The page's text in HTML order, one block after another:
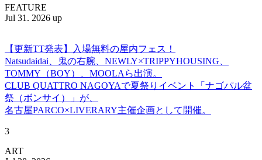
FEATURE
Jul 31. 2026 up
【更新TT発表】入場無料の屋内フェス！
Natsudaidai、鬼の右腕、NEWLY×TRIPPYHOUSING、
TOMMY（BOY）、MOOLAら出演。
CLUB QUATTRO NAGOYAで夏祭りイベント「ナゴパル盆
祭（ボンサイ）」が、
名古屋PARCO×LIVERARY主催企画として開催。
3
ART